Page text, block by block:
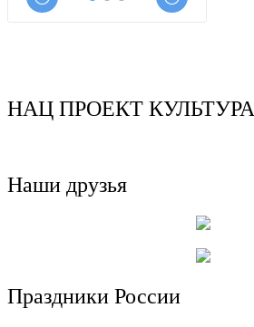
НАЦ ПРОЕКТ КУЛЬТУРА
Наши друзья
Праздники России